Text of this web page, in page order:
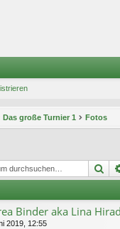
große Turnier 1 Fotos
Binder aka Lina
2019, 12:55